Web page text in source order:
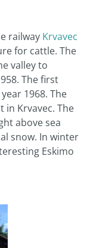
railway Krvavec
for cattle. The
valley to
The first
1968. The
in Krvavec. The
above sea
snow. In winter
Eskimo